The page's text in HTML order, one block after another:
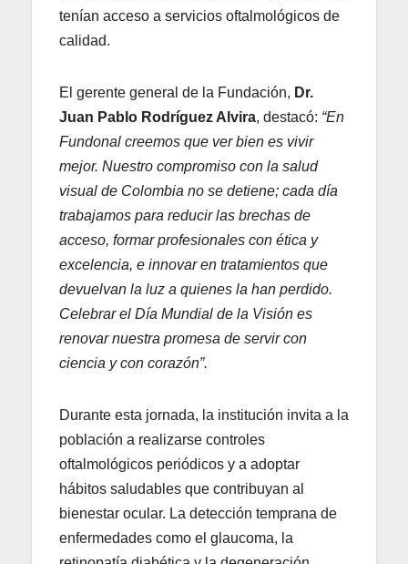
tenían acceso a servicios oftalmológicos de
calidad.
El gerente general de la Fundación, Dr.
Juan Pablo Rodríguez Alvira, destacó: “En
Fundonal creemos que ver bien es vivir
mejor. Nuestro compromiso con la salud
visual de Colombia no se detiene; cada día
trabajamos para reducir las brechas de
acceso, formar profesionales con ética y
excelencia, e innovar en tratamientos que
devuelvan la luz a quienes la han perdido.
Celebrar el Día Mundial de la Visión es
renovar nuestra promesa de servir con
ciencia y con corazón”.
Durante esta jornada, la institución invita a la
población a realizarse controles
oftalmológicos periódicos y a adoptar
hábitos saludables que contribuyan al
bienestar ocular. La detección temprana de
enfermedades como el glaucoma, la